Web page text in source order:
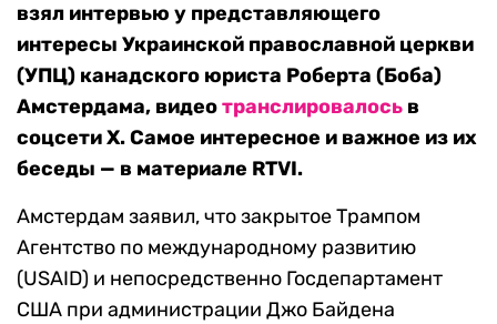
взял интервью у представляющего
интересы Украинской православной церкви
(УПЦ) канадского юриста Роберта (Боба)
Амстердама, видеотранслировалось в
соцсети Х. Самое интересное и важное из их
беседы — в материале RTVI.
Амстердам заявил, что закрытое Трампом
Агентство по международному развитию
(USAID) и непосредственно Госдепартамент
США при администрации Джо Байдена